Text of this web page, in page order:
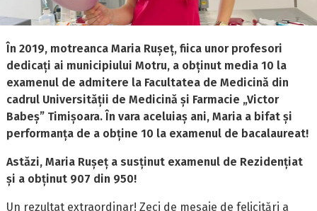
În 2019, motreanca Maria Rușeț, fiica unor profesori
dedicați ai municipiului Motru, a obținut media 10 la
examenul de admitere la Facultatea de Medicină din
cadrul Universității de Medicină și Farmacie „Victor
Babeș” Timișoara. În vara aceluiaș ani, Maria a bifat și
performanța de a obține 10 la examenul de bacalaureat!
Astăzi, Maria Rușeț a susținut examenul de Rezidențiat
și a obținut 907 din 950!
Un rezultat extraordinar! Zeci de mesaje de felicitări a